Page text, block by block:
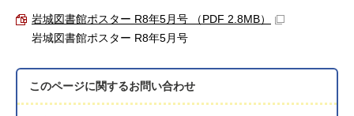
岩城図書館ポスター R8年5月号 （PDF 2.8MB）
岩城図書館ポスター R8年5月号
このページに関するお問い合わせ